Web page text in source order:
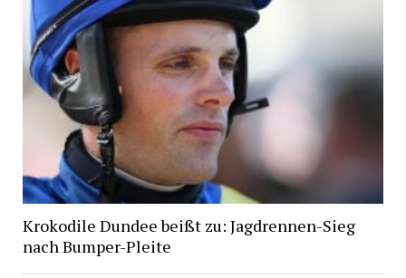
Krokodile Dundee beißt zu: Jagdrennen-Sieg
nach Bumper-Pleite